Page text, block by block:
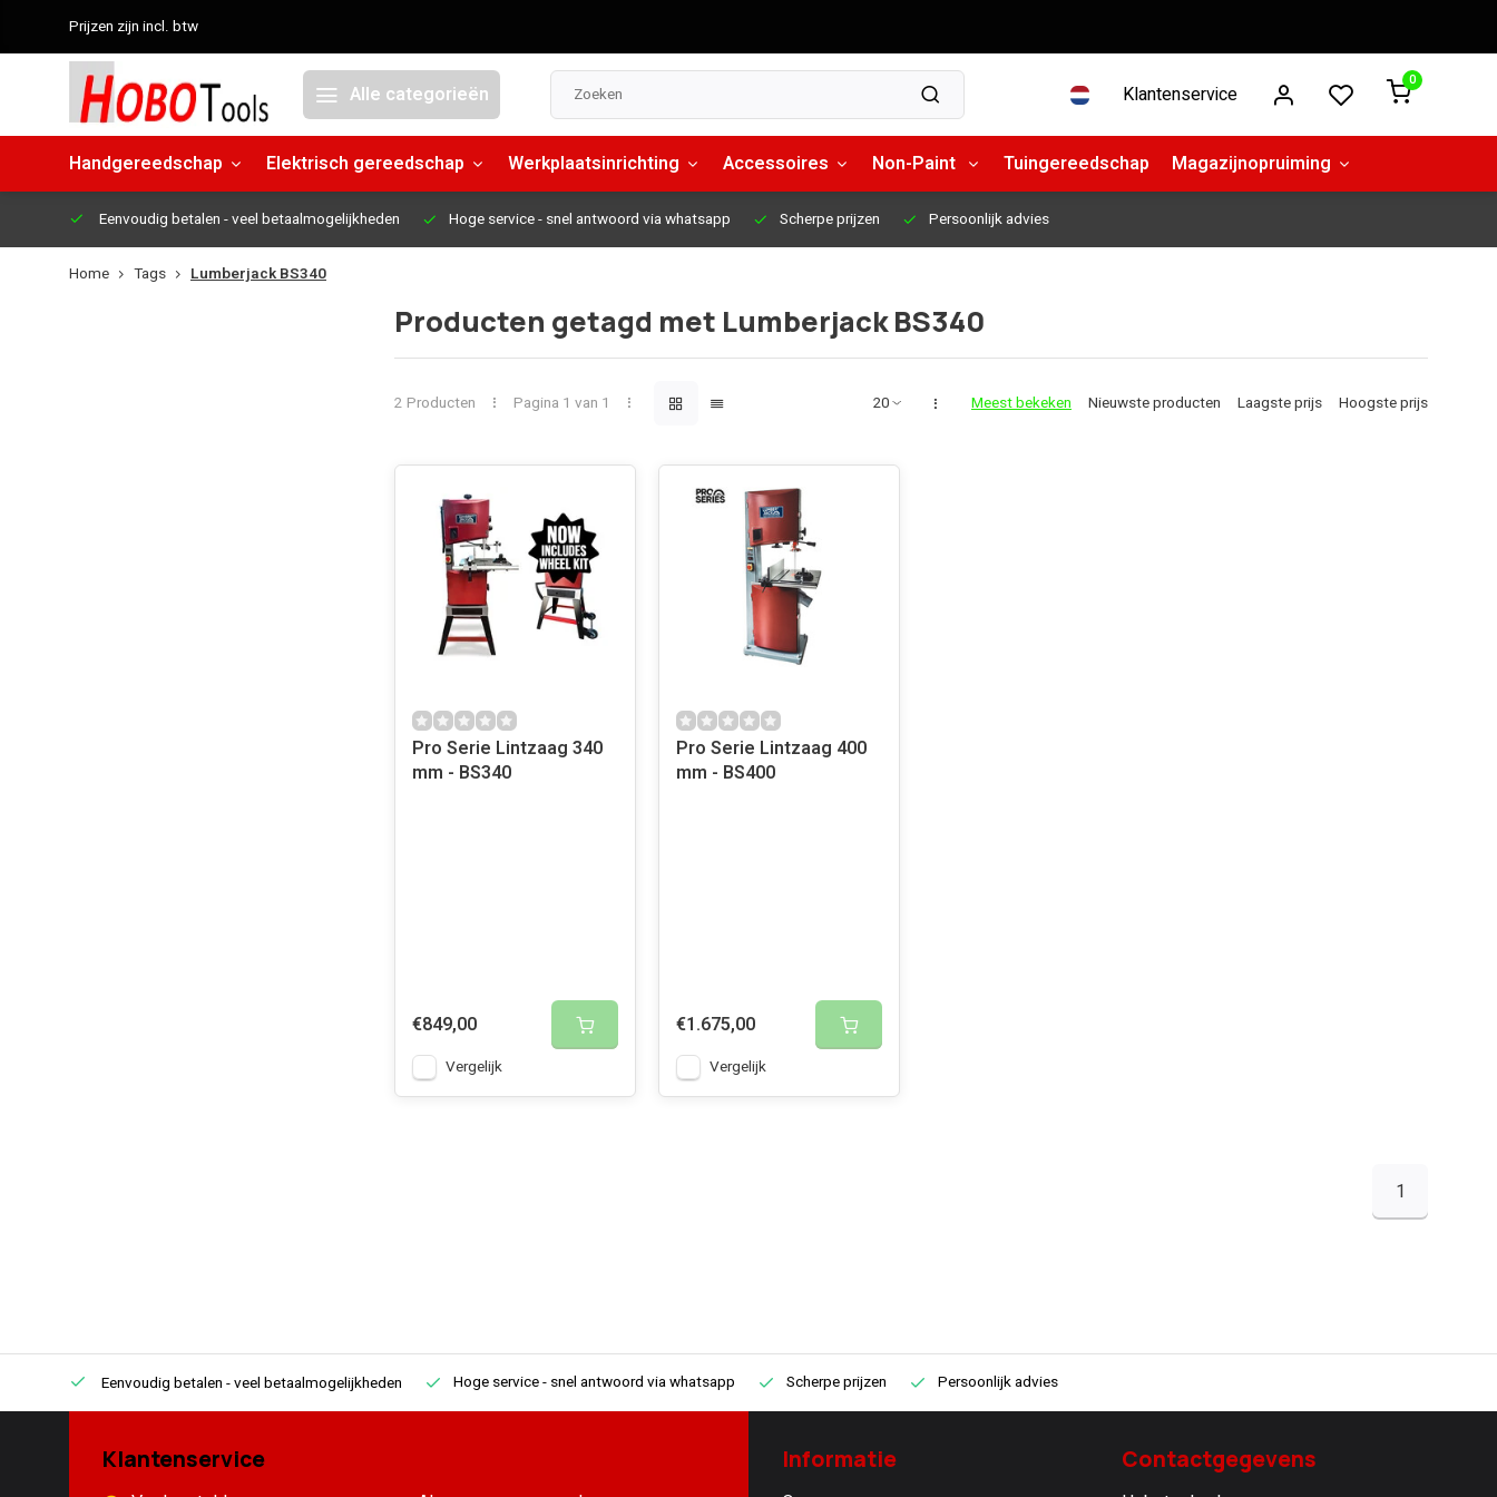
Prijzen zijn incl. btw
Alle categorieën Klantenservice
0
Handgereedschap Elektrisch gereedschap Werkplaatsinrichting Accessoires Non-Paint Tuingereedschap Magazijnopruiming
Eenvoudig betalen - veel betaalmogelijkheden Hoge service- snel antwoord via whatsapp Scherpe prijzen Persoonlijk advies
Home Tags Lumberjack BS340
Producten getagd met Lumberjack BS340
2 Producten Pagina 1 van 1 Meest bekeken Nieuwste producten Laagste prijs Hoogste prijs
Pro Serie Lintzaag 340
mm - BS340
€849,00
Vergelijk
Pro Serie Lintzaag 400
mm - BS400
€1.675,00
Vergelijk
1
Eenvoudig betalen - veel betaalmogelijkheden Hoge service- snel antwoord via whatsapp Scherpe prijzen Persoonlijk advies
Klantenservice Informatie Contactgegevens